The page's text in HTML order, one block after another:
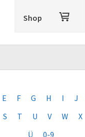
Shop
E F G H I J
S T U V W X
Ü
0-9